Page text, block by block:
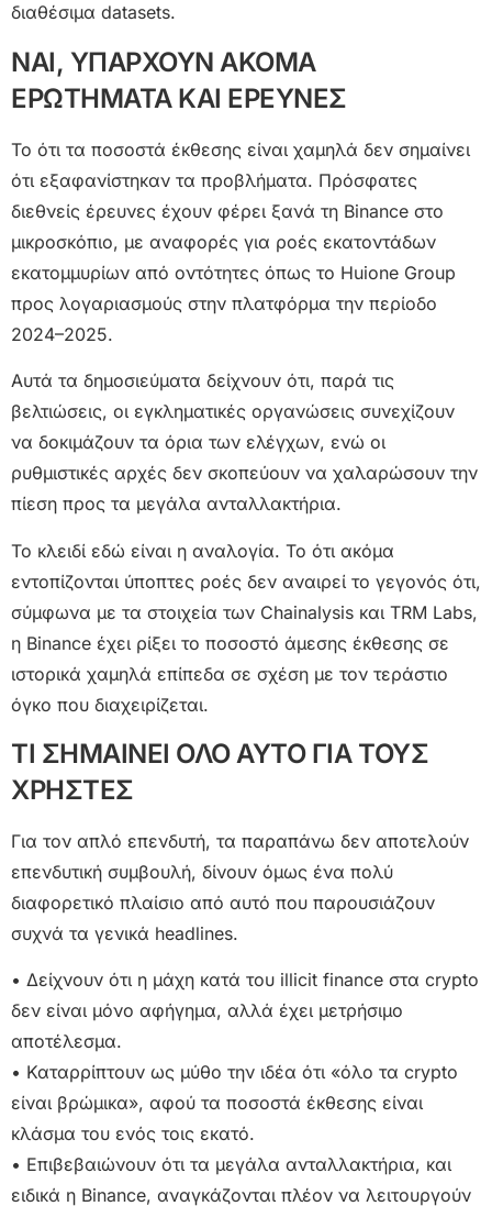
διαθέσιμα datasets.
ΝΑΙ, ΥΠΑΡΧΟΥΝ ΑΚΟΜΑ
ΕΡΩΤΗΜΑΤΑ ΚΑΙ ΕΡΕΥΝΕΣ
Το ότι τα ποσοστά έκθεσης είναι χαμηλά δεν σημαίνει
ότι εξαφανίστηκαν τα προβλήματα. Πρόσφατες
διεθνείς έρευνες έχουν φέρει ξανά τη Binance στο
μικροσκόπιο, με αναφορές για ροές εκατοντάδων
εκατομμυρίων από οντότητες όπως το Huione Group
προς λογαριασμούς στην πλατφόρμα την περίοδο
2024–2025.
Αυτά τα δημοσιεύματα δείχνουν ότι, παρά τις
βελτιώσεις, οι εγκληματικές οργανώσεις συνεχίζουν
να δοκιμάζουν τα όρια των ελέγχων, ενώ οι
ρυθμιστικές αρχές δεν σκοπεύουν να χαλαρώσουν την
πίεση προς τα μεγάλα ανταλλακτήρια.
Το κλειδί εδώ είναι η αναλογία. Το ότι ακόμα
εντοπίζονται ύποπτες ροές δεν αναιρεί το γεγονός ότι,
σύμφωνα με τα στοιχεία των Chainalysis και TRM Labs,
η Binance έχει ρίξει το ποσοστό άμεσης έκθεσης σε
ιστορικά χαμηλά επίπεδα σε σχέση με τον τεράστιο
όγκο που διαχειρίζεται.
ΤΙ ΣΗΜΑΙΝΕΙ ΟΛΟ ΑΥΤΟ ΓΙΑ ΤΟΥΣ
ΧΡΗΣΤΕΣ
Για τον απλό επενδυτή, τα παραπάνω δεν αποτελούν
επενδυτική συμβουλή, δίνουν όμως ένα πολύ
διαφορετικό πλαίσιο από αυτό που παρουσιάζουν
συχνά τα γενικά headlines.
• Δείχνουν ότι η μάχη κατά του illicit finance στα crypto
δεν είναι μόνο αφήγημα, αλλά έχει μετρήσιμο
αποτέλεσμα.
• Καταρρίπτουν ως μύθο την ιδέα ότι «όλο τα crypto
είναι βρώμικα», αφού τα ποσοστά έκθεσης είναι
κλάσμα του ενός τοις εκατό.
• Επιβεβαιώνουν ότι τα μεγάλα ανταλλακτήρια, και
ειδικά η Binance, αναγκάζονται πλέον να λειτουργούν